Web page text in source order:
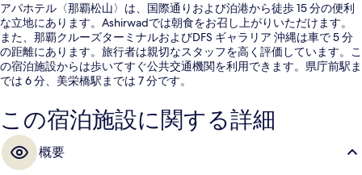
アパホテル〈那覇松山〉は、国際通りおよび泊港から徒歩 15 分の便利
な立地にあります。Ashirwadでは朝食をお召し上がりいただけます。
また、那覇クルーズターミナルおよびDFS ギャラリア 沖縄は車で 5 分
の距離にあります。旅行者は親切なスタッフを高く評価しています。こ
の宿泊施設からは歩いてすぐ公共交通機関を利用できます。県庁前駅ま
では 6 分、美栄橋駅までは 7 分です。
この宿泊施設に関する詳細
概要